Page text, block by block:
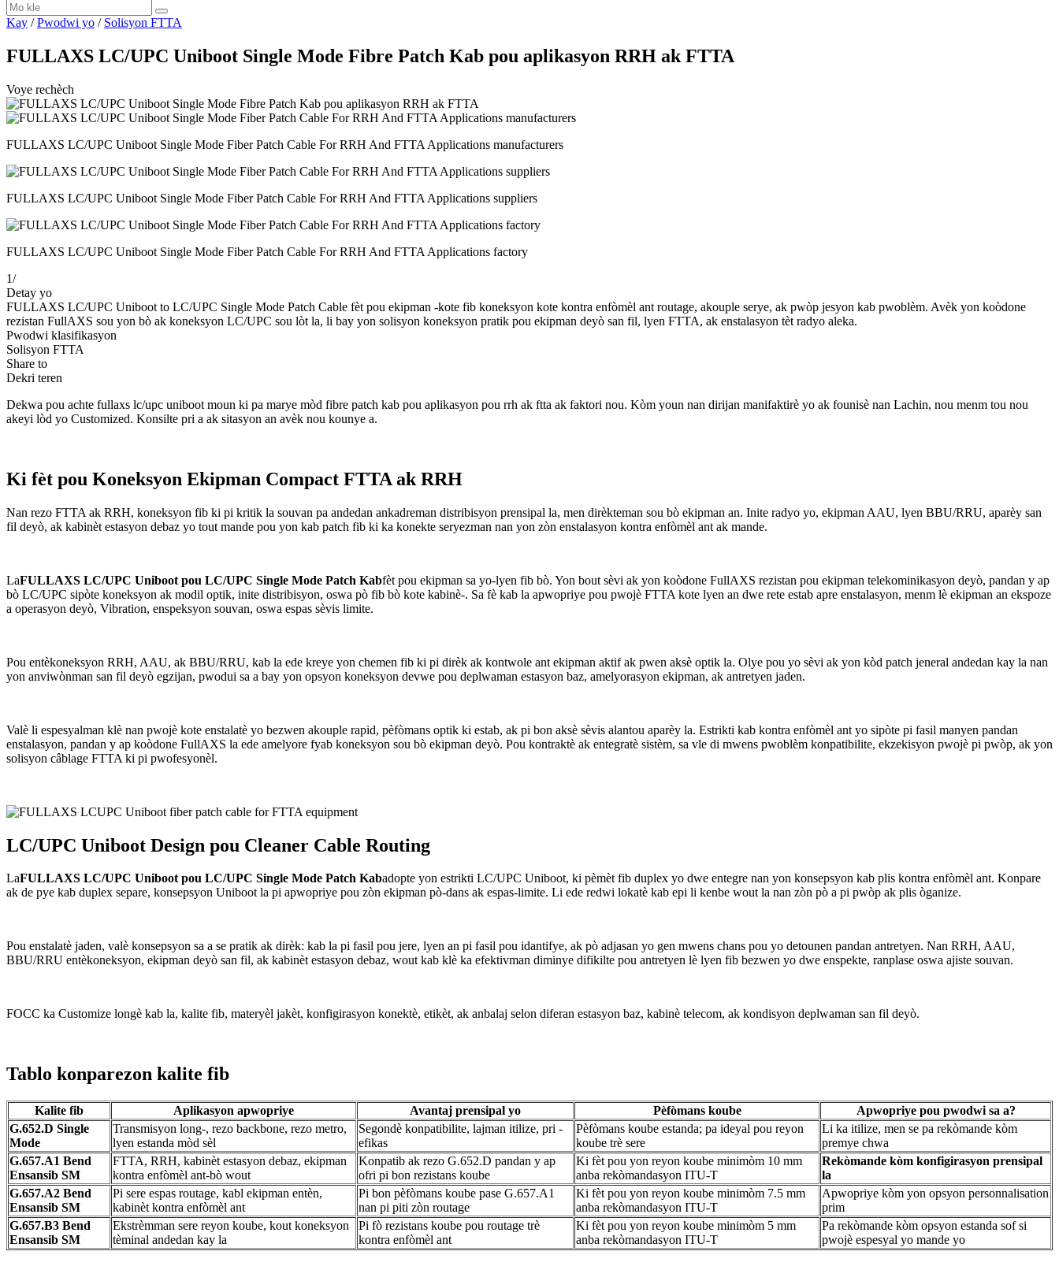
Kay /Pwodwi yo / Solisyon FTTA
FULLAXS LC/UPC Uniboot Single Mode Fibre Patch Kab pou aplikasyon RRH ak FTTA
Voye rechèch
FULLAXS LC/UPC Uniboot Single Mode Fiber Patch Cable For RRH And FTTA Applications manufacturers
FULLAXS LC/UPC Uniboot Single Mode Fiber Patch Cable For RRH And FTTA Applications suppliers
FULLAXS LC/UPC Uniboot Single Mode Fiber Patch Cable For RRH And FTTA Applications factory
1/
Detay yo
FULLAXS LC/UPC Uniboot to LC/UPC Single Mode Patch Cable fèt pou ekipman -kote fib koneksyon kote kontra enfòmèl ant routage, akouple serye, ak pwòp jesyon kab pwoblèm. Avèk yon koòdone
rezistan FullAXS sou yon bò ak koneksyon LC/UPC sou lòt la, li bay yon solisyon koneksyon pratik pou ekipman deyò san fil, lyen FTTA, ak enstalasyon tèt radyo aleka.
Pwodwi klasifikasyon
Solisyon FTTA
Share to
Dekri teren
Dekwa pou achte fullaxs lc/upc uniboot moun ki pa marye mòd fibre patch kab pou aplikasyon pou rrh ak ftta ak faktori nou. Kòm youn nan dirijan manifaktirè yo ak founisè nan Lachin, nou menm tou nou
akeyi lòd yo Customized. Konsilte pri a ak sitasyon an avèk nou kounye a.
Ki fèt pou Koneksyon Ekipman Compact FTTA ak RRH
Nan rezo FTTA ak RRH, koneksyon fib ki pi kritik la souvan pa andedan ankadreman distribisyon prensipal la, men dirèkteman sou bò ekipman an. Inite radyo yo, ekipman AAU, lyen BBU/RRU, aparèy san
fil deyò, ak kabinèt estasyon debaz yo tout mande pou yon kab patch fib ki ka konekte seryezman nan yon zòn enstalasyon kontra enfòmèl ant ak mande.
LaFULLAXS LC/UPC Uniboot pou LC/UPC Single Mode Patch Kabfèt pou ekipman sa yo-lyen fib bò. Yon bout sèvi ak yon koòdone FullAXS rezistan pou ekipman telekominikasyon deyò, pandan y ap
bò LC/UPC sipòte koneksyon ak modil optik, inite distribisyon, oswa pò fib bò kote kabinè-. Sa fè kab la apwopriye pou pwojè FTTA kote lyen an dwe rete estab apre enstalasyon, menm lè ekipman an ekspoze
a operasyon deyò, Vibration, enspeksyon souvan, oswa espas sèvis limite.
Pou entèkoneksyon RRH, AAU, ak BBU/RRU, kab la ede kreye yon chemen fib ki pi dirèk ak kontwole ant ekipman aktif ak pwen aksè optik la. Olye pou yo sèvi ak yon kòd patch jeneral andedan kay la nan
yon anviwònman san fil deyò egzijan, pwodui sa a bay yon opsyon koneksyon devwe pou deplwaman estasyon baz, amelyorasyon ekipman, ak antretyen jaden.
Valè li espesyalman klè nan pwojè kote enstalatè yo bezwen akouple rapid, pèfòmans optik ki estab, ak pi bon aksè sèvis alantou aparèy la. Estrikti kab kontra enfòmèl ant yo sipòte pi fasil manyen pandan
enstalasyon, pandan y ap koòdone FullAXS la ede amelyore fyab koneksyon sou bò ekipman deyò. Pou kontraktè ak entegratè sistèm, sa vle di mwens pwoblèm konpatibilite, ekzekisyon pwojè pi pwòp, ak yon
solisyon câblage FTTA ki pi pwofesyonèl.
LC/UPC Uniboot Design pou Cleaner Cable Routing
LaFULLAXS LC/UPC Uniboot pou LC/UPC Single Mode Patch Kabadopte yon estrikti LC/UPC Uniboot, ki pèmèt fib duplex yo dwe entegre nan yon konsepsyon kab plis kontra enfòmèl ant. Konpare
ak de pye kab duplex separe, konsepsyon Uniboot la pi apwopriye pou zòn ekipman pò-dans ak espas-limite. Li ede redwi lokatè kab epi li kenbe wout la nan zòn pò a pi pwòp ak plis òganize.
Pou enstalatè jaden, valè konsepsyon sa a se pratik ak dirèk: kab la pi fasil pou jere, lyen an pi fasil pou idantifye, ak pò adjasan yo gen mwens chans pou yo detounen pandan antretyen. Nan RRH, AAU,
BBU/RRU entèkoneksyon, ekipman deyò san fil, ak kabinèt estasyon debaz, wout kab klè ka efektivman diminye difikilte pou antretyen lè lyen fib bezwen yo dwe enspekte, ranplase oswa ajiste souvan.
FOCC ka Customize longè kab la, kalite fib, materyèl jakèt, konfigirasyon konektè, etikèt, ak anbalaj selon diferan estasyon baz, kabinè telecom, ak kondisyon deplwaman san fil deyò.
Tablo konparezon kalite fib
Kalite fib Aplikasyon apwopriye Avantaj prensipal yo Pèfòmans koube
Apwopriye pou pwodwi sa a?
G.652.D Single
Mode
Transmisyon long-, rezo backbone, rezo metro,
lyen estanda mòd sèl
Segondè konpatibilite, lajman itilize, pri -
efikas
Pèfòmans koube estanda; pa ideyal pou reyon
koube trè sere
Li ka itilize, men se pa rekòmande kòm
premye chwa
G.657.A1 Bend
Ensansib SM
FTTA, RRH, kabinèt estasyon debaz, ekipman
kontra enfòmèl ant-bò wout
Konpatib ak rezo G.652.D pandan y ap
ofri pi bon rezistans koube
Ki fèt pou yon reyon koube minimòm 10 mm
anba rekòmandasyon ITU-T
Rekòmande kòm konfigirasyon prensipal
la
G.657.A2 Bend
Ensansib SM
Pi sere espas routage, kabl ekipman entèn,
kabinèt kontra enfòmèl ant
Pi bon pèfòmans koube pase G.657.A1
nan pi piti zòn routage
Ki fèt pou yon reyon koube minimòm 7.5 mm
anba rekòmandasyon ITU-T
Apwopriye kòm yon opsyon personnalisation
prim
G.657.B3 Bend
Ensansib SM
Ekstrèmman sere reyon koube, kout koneksyon
tèminal andedan kay la
Pi fò rezistans koube pou routage trè
kontra enfòmèl ant
Ki fèt pou yon reyon koube minimòm 5 mm
anba rekòmandasyon ITU-T
Pa rekòmande kòm opsyon estanda sof si
pwojè espesyal yo mande yo